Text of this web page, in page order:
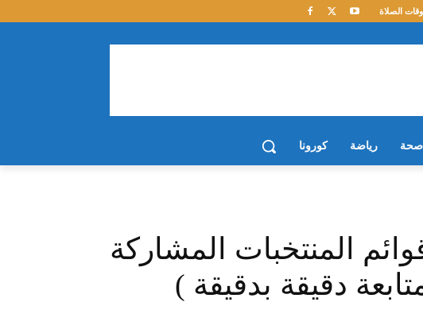
الصلاة
صحة رياضة كورونا
العالم 2022 : قوائم المنتخبات المشاركة
دقيقة بدقيقة )